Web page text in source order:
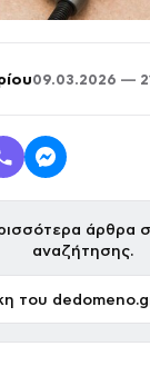
09.03.2026 —
άρθρα
αναζήτησης.
του